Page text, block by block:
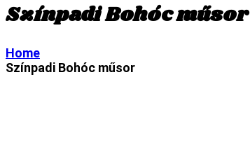
Színpadi Bohóc műsor
Home
Színpadi Bohóc műsor